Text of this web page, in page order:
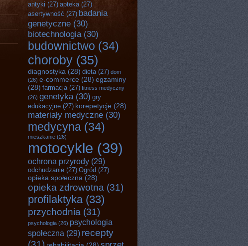
antyki (27) apteka(27)
asertywność (27) badania
genetyczne (30)
biotechnologia(30)
budownictwo (34)
choroby (35)
diagnostyka (28) dieta(27) dom
(26) e-commerce (28) egzaminy
(28) farmacja(27) fitness medyczny
(26) genetyka(30) gry
edukacyjne (27) korepetycje (28)
materiały medyczne (30)
medycyna (34)
mieszkanie (26)
motocykle (39)
ochrona przyrody (29)
odchudzanie (27) Ogród (27)
opieka społeczna (28)
opieka zdrowotna (31)
profilaktyka(33)
przychodnia (31)
psychologia (26) psychologia
społeczna (29) recepty